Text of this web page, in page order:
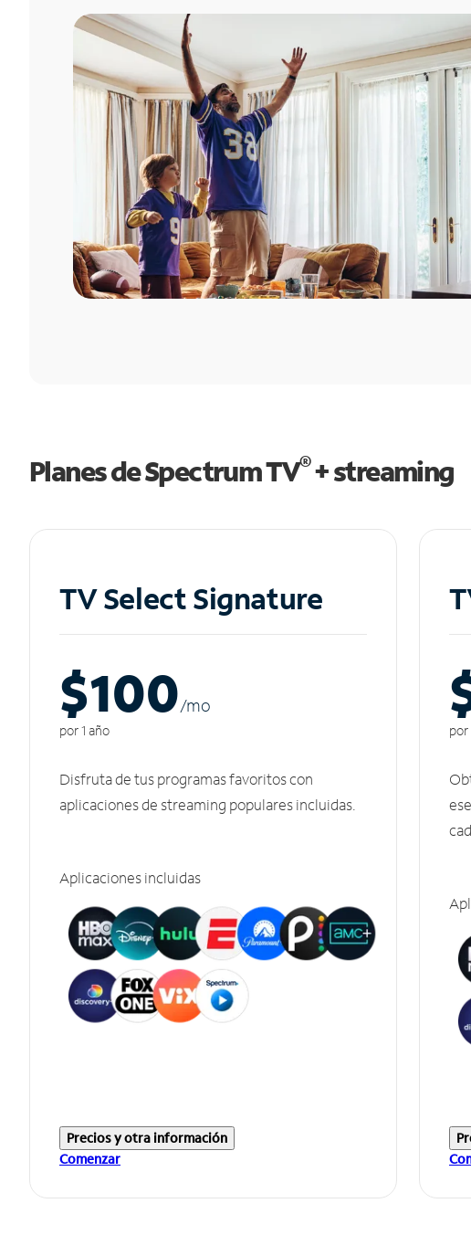
Planes de Spectrum TV®+ streaming
TV Select Signature
$100/mo
por 1 año
Disfruta de tus programas favoritos con
aplicaciones de streaming populares incluidas.
Aplicaciones incluidas
Precios y otra información
Comenzar
por